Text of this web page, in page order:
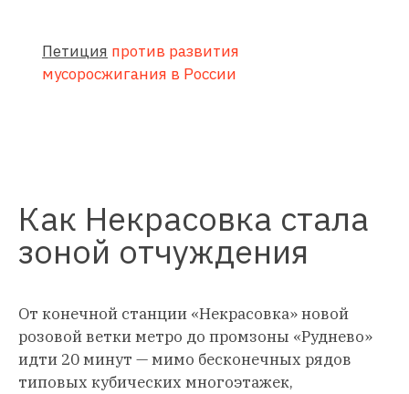
Петиция против развития
мусоросжигания в России
Как Некрасовка стала
зоной отчуждения
От конечной станции «Некрасовка» новой
розовой ветки метро до промзоны «Руднево»
идти 20 минут — мимо бесконечных рядов
типовых кубических многоэтажек,